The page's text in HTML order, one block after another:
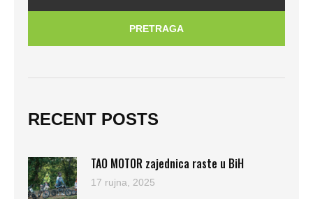
PRETRAGA
RECENT POSTS
TAO MOTOR zajednica raste u BiH
17 rujna, 2025